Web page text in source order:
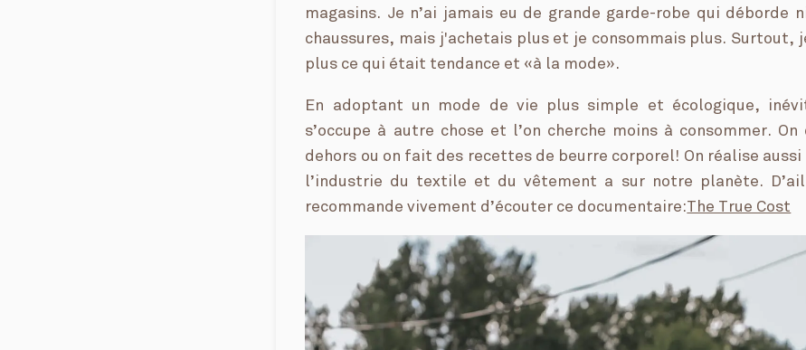
magasins. Je n’ai jamais eu de grande garde-robe qui déborde
chaussures, mais j'achetais plus et je consommais plus. Surtout,
plus ce qui était tendance et «à la mode».
En adoptant un mode de vie plus simple et écologique,
s’occupe à autre chose et l’on cherche moins à consommer. On
dehors ou on fait des recettes de beurre corporel! On réalise aussi
l’industrie du textile et du vêtement a sur notre planète.
recommande vivement d’écouter ce documentaire:The True Cost